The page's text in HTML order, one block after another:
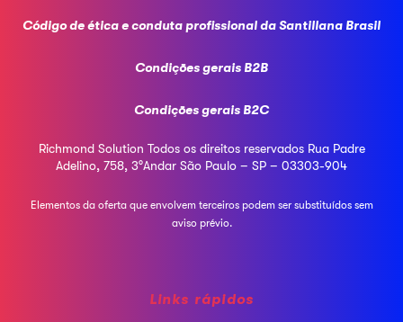
Código de ética e conduta profissional daSantillana Brasil
Condições gerais B2B
Condições gerais B2C
Richmond Solution Todos os direitos reservados Rua Padre
Adelino, 758, 3°Andar São Paulo – SP – 03303-904
Elementos da oferta que envolvem terceiros podem sersubstituídos sem
aviso prévio.
Links rápidos